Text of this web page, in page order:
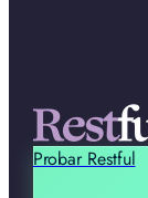
Probar Restful